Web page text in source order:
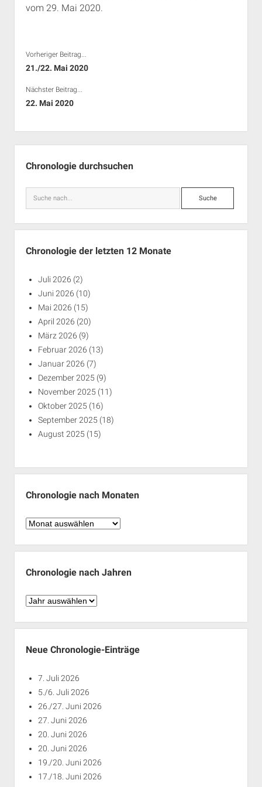
Rechte Termine München
vom 29. Mai 2020.
Vorheriger Beitrag...
21./22. Mai 2020
Nächster Beitrag...
22. Mai 2020
Chronologie durchsuchen
Suche
Chronologie der letzten 12 Monate
Juli 2026 (2)
Juni 2026 (10)
Mai 2026 (15)
April 2026 (20)
März 2026 (9)
Februar 2026 (13)
Januar 2026 (7)
Dezember 2025 (9)
November 2025 (11)
Oktober 2025 (16)
September 2025 (18)
August 2025 (15)
Chronologie nach Monaten
Chronologie
Monaten
Chronologie nach Jahren
Chronologie
Jahren
Neue Chronologie-Einträge
7. Juli 2026
5./6. Juli 2026
26./27. Juni 2026
27. Juni 2026
20. Juni 2026
20. Juni 2026
19./20. Juni 2026
17./18. Juni 2026